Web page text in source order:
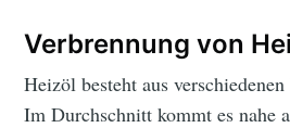
Verbrennung von
Heizöl besteht aus
Im Durchschnitt kommt es nahe